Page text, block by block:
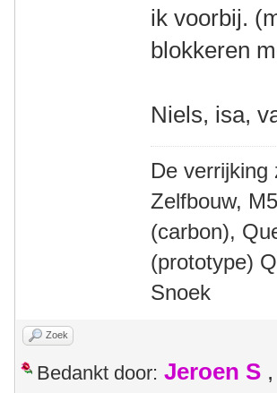
ik voorbij.
blokkeren
Niels, isa,
De verrijking
Zelfbouw,
(carbon),
(prototype)
Snoek
Zoek
Bedankt door: Jeroen S ,